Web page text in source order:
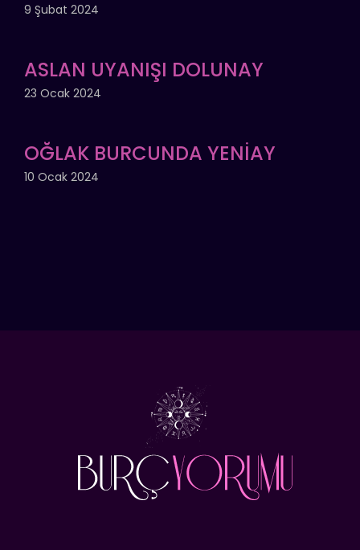
9 Şubat 2024
ASLAN UYANIŞI DOLUNAY
23 Ocak 2024
OĞLAK BURCUNDA YENİAY
10 Ocak 2024